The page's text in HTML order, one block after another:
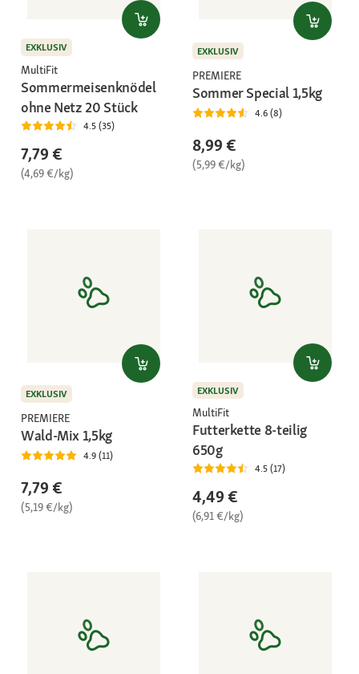
EXKLUSIV
MultiFit
Sommermeisenknödel
ohne Netz 20 Stück
4.5 (35)
7,79 €
(4,69 €/kg)
EXKLUSIV
PREMIERE
Sommer Special 1,5kg
4.6 (8)
8,99 €
(5,99 €/kg)
EXKLUSIV
PREMIERE
Wald-Mix 1,5kg
4.9 (11)
7,79 €
(5,19 €/kg)
EXKLUSIV
MultiFit
Futterkette 8-teilig
650g
4.5 (17)
4,49 €
(6,91 €/kg)